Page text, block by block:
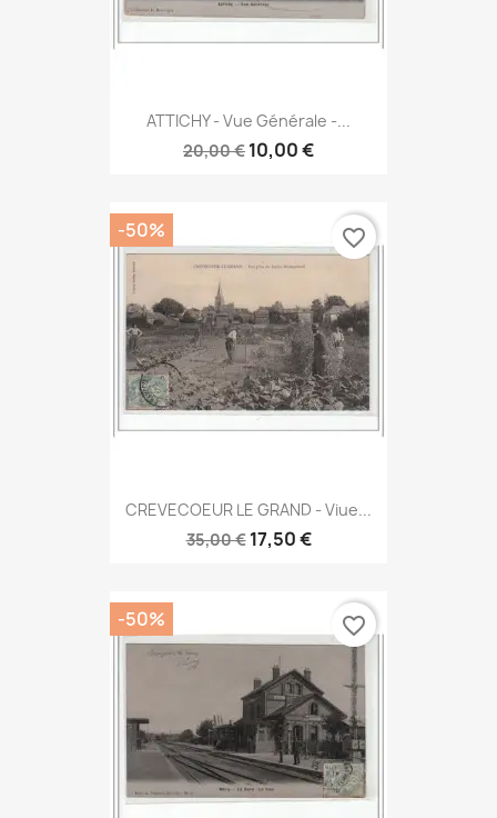
ATTICHY - Vue Générale -...
20,00 € 10,00 €
CREVECOEUR LE GRAND - Viue...
35,00 € 17,50 €
-50% favorite_border
-50% favorite_border